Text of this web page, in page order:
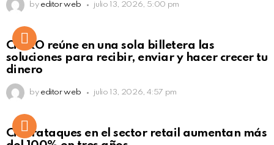
by editor web julio 13, 2026, 5:00 pm
Not Safe For Work
Click to view this post
CiNKO reúne en una sola billetera las
soluciones para recibir, enviar y hacer crecer tu
dinero
by editor web julio 13, 2026, 4:57 pm
Ciberataques en el sector retail aumentan más